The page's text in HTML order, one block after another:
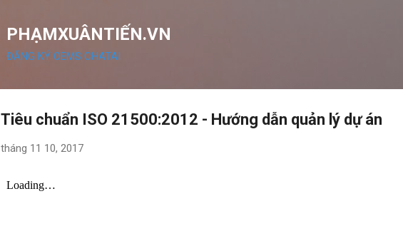
PHẠMXUÂNTIẾN.VN
ĐĂNG KÝ OEMS CHATAI
Tiêu chuẩn ISO 21500:2012 - Hướng dẫn quản lý dự án
tháng 11 10, 2017